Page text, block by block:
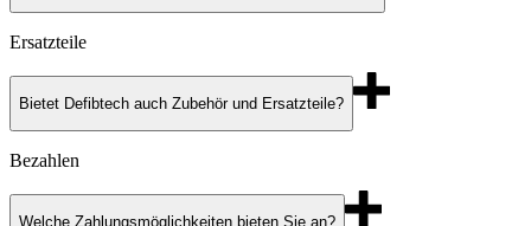
Ersatzteile
Bietet Defibtech auch Zubehör und Ersatzteile?
Bezahlen
Welche Zahlungsmöglichkeiten bieten Sie an?